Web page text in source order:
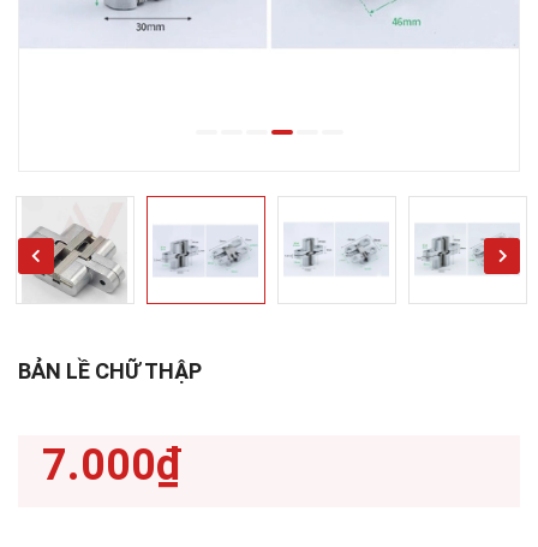
BẢN LỀ CHỮ THẬP
7.000₫